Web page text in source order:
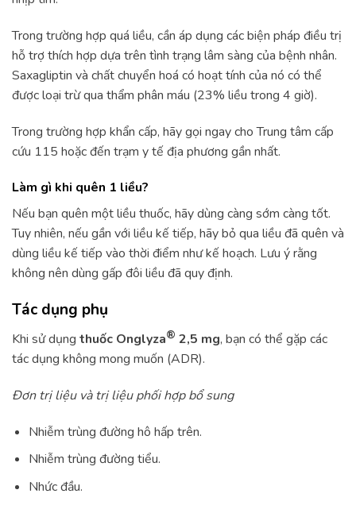
Trong trường hợp quá liều, cần áp dụng các biện pháp điều trị
hỗ trợ thích hợp dựa trên tình trạng lâm sàng của bệnh nhân.
Saxagliptin và chất chuyển hoá có hoạt tính của nó có thể
được loại trừ qua thẩm phân máu (23% liều trong 4 giờ).
Trong trường hợp khẩn cấp, hãy gọi ngay cho Trung tâm cấp
cứu 115 hoặc đến trạm y tế địa phương gần nhất.
Làm gì khi quên 1 liều?
Nếu bạn quên một liều thuốc, hãy dùng càng sớm càng tốt.
Tuy nhiên, nếu gần với liều kế tiếp, hãy bỏ qua liều đã quên và
dùng liều kế tiếp vào thời điểm như kế hoạch. Lưu ý rằng
không nên dùng gấp đôi liều đã quy định.
Tác dụng phụ
Khi sử dụng thuốc Onglyza® 2,5 mg, bạn có thể gặp các
tác dụng không mong muốn (ADR).
Đơn trị liệu và trị liệu phối hợp bổ sung
Nhiễm trùng đường hô hấp trên.
Nhiễm trùng đường tiểu.
Nhức đầu.